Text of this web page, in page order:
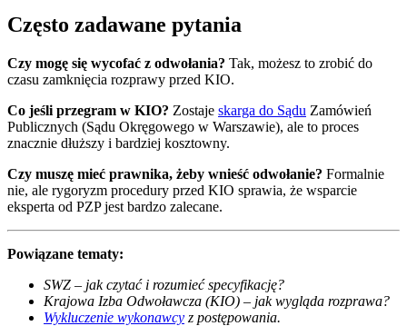
Często zadawane pytania
Czy mogę się wycofać z odwołania? Tak, możesz to zrobić do
czasu zamknięcia rozprawy przed KIO.
Co jeśli przegram w KIO? Zostaje skarga do Sądu Zamówień
Publicznych (Sądu Okręgowego w Warszawie), ale to proces
znacznie dłuższy i bardziej kosztowny.
Czy muszę mieć prawnika, żeby wnieść odwołanie? Formalnie
nie, ale rygoryzm procedury przed KIO sprawia, że wsparcie
eksperta od PZP jest bardzo zalecane.
Powiązane tematy:
SWZ – jak czytać i rozumieć specyfikację?
Krajowa Izba Odwoławcza (KIO) – jak wygląda rozprawa?
Wykluczenie wykonawcy z postępowania.